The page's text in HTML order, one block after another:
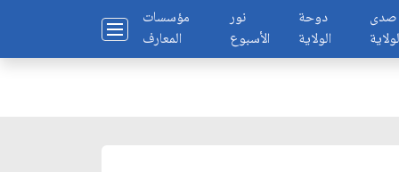
مؤسسات
المعارف
نور
الأسبوع
دوحة
الولاية
صدى